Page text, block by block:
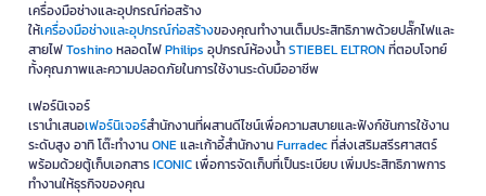
เครื่องมือช่างและอุปกรณ์ก่อสร้าง
ให้เครื่องมือช่างและอุปกรณ์ก่อสร้างของคุณทำงานเต็มประสิทธิภาพด้วยปลั๊กไฟและ
สายไฟToshinoหลอดไฟPhilips อุปกรณ์ห้องน้ำSTIEBEL ELTRONที่ตอบโจทย์
ทั้งคุณภาพและความปลอดภัยในการใช้งานระดับมืออาชีพ
เฟอร์นิเจอร์
เรานำเสนอเฟอร์นิเจอร์สำนักงานที่ผสานดีไซน์เพื่อความสบายและฟังก์ชันการใช้งาน
ระดับสูง อาทิ โต๊ะทำงานONEและเก้าอี้สำนักงานFurradecที่ส่งเสริมสรีรศาสตร์
พร้อมด้วยตู้เก็บเอกสารICONICเพื่อการจัดเก็บที่เป็นระเบียบ เพิ่มประสิทธิภาพการ
ทำงานให้ธุรกิจของคุณ